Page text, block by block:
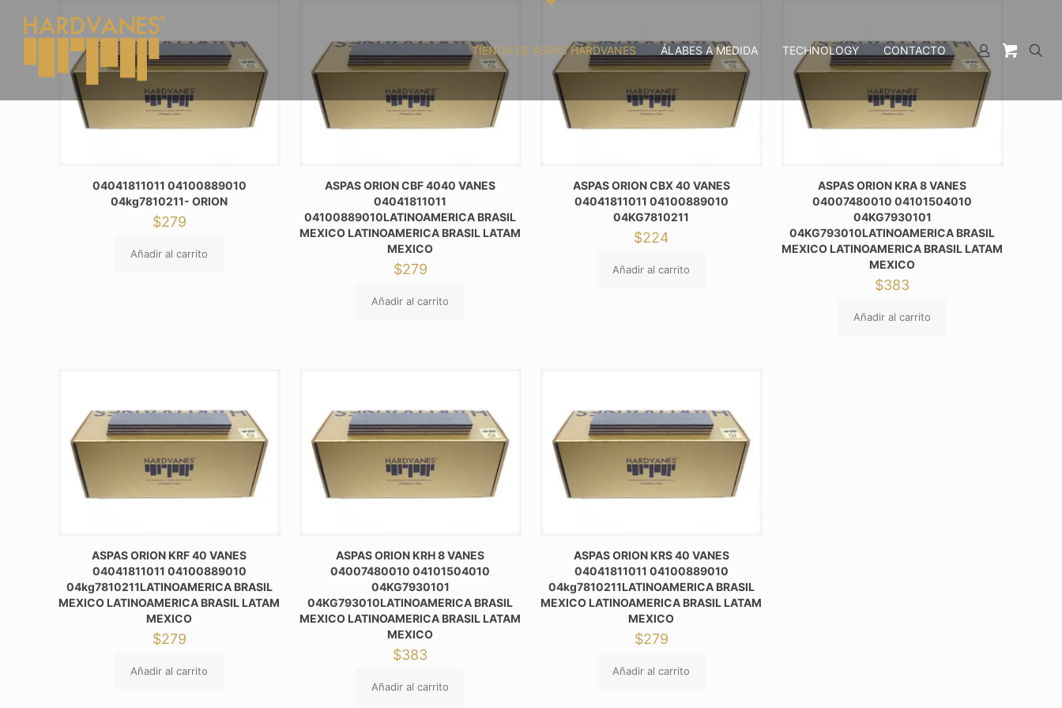
TIENDA DE ASPAS HARDVANES ÁLABES A MEDIDA TECHNOLOGY CONTACTO
04041811011 04100889010
04kg7810211- ORION
$279
Añadir al carrito
ASPAS ORION CBF 4040 VANES
04041811011
04100889010LATINOAMERICA BRASIL
MEXICO LATINOAMERICA BRASIL LATAM
MEXICO
$279
Añadir al carrito
ASPAS ORION CBX 40 VANES
04041811011 04100889010
04KG7810211
$224
Añadir al carrito
ASPAS ORION KRA 8 VANES
04007480010 04101504010
04KG7930101
04KG793010LATINOAMERICA BRASIL
MEXICO LATINOAMERICA BRASIL LATAM
MEXICO
$383
Añadir al carrito
ASPAS ORION KRF 40 VANES
04041811011 04100889010
04kg7810211LATINOAMERICA BRASIL
MEXICO LATINOAMERICA BRASIL LATAM
MEXICO
$279
Añadir al carrito
ASPAS ORION KRH 8 VANES
04007480010 04101504010
04KG7930101
04KG793010LATINOAMERICA BRASIL
MEXICO LATINOAMERICA BRASIL LATAM
MEXICO
$383
Añadir al carrito
ASPAS ORION KRS 40 VANES
04041811011 04100889010
04kg7810211LATINOAMERICA BRASIL
MEXICO LATINOAMERICA BRASIL LATAM
MEXICO
$279
Añadir al carrito